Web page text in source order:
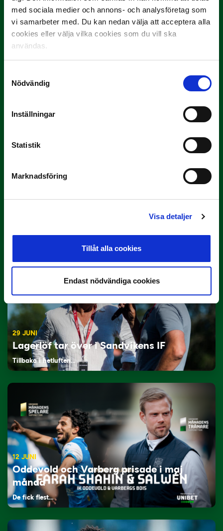
med sociala medier och annons- och analysföretag som
vi samarbeter med. Du kan nedan välja att acceptera alla
cookies eller välja vilka cookies som du vill ska
användas.
Nödvändig
Inställningar
Statistik
Marknadsföring
Visa detaljer
Tillåt alla cookies
Endast nödvändiga cookies
3 JULI
Yttrar gör…
29 JUNI
Lagerlöf tar över i Sandvikens IF
Tillbaka i hetluften…
12 JUNI
Oddevold och Varberg prisade i maj
månad
De fick flest…